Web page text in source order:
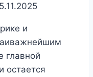
и
главной
остается